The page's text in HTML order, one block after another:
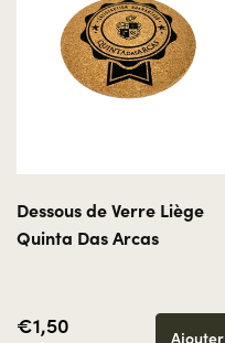
Dessous de Verre Liège
Quinta Das Arcas
€1,50 Ajouter